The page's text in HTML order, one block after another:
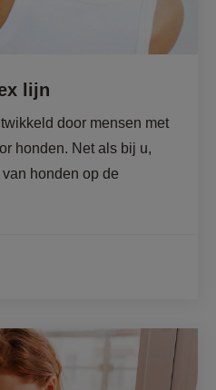
lijn
door mensen met
honden. Net als bij u,
honden op de